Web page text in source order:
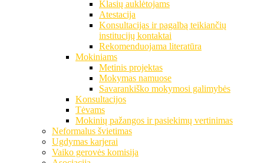
Klasių auklėtojams
Atestacija
Konsultacijas ir pagalbą teikiančių
institucijų kontaktai
Rekomenduojama literatūra
Mokiniams
Metinis projektas
Mokymas namuose
Savarankiško mokymosi galimybės
Konsultacijos
Tėvams
Mokinių pažangos ir pasiekimų vertinimas
Neformalus švietimas
Ugdymas karjerai
Vaiko gerovės komisija